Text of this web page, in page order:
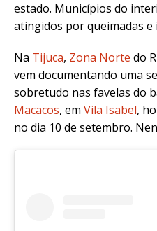
estado. Municípios do
atingidos por queimadas e
Na Tijuca, Zona Norte do
vem documentando uma
sobretudo nas favelas do
Macacos, em Vila Isabel,
no dia 10 de setembro.